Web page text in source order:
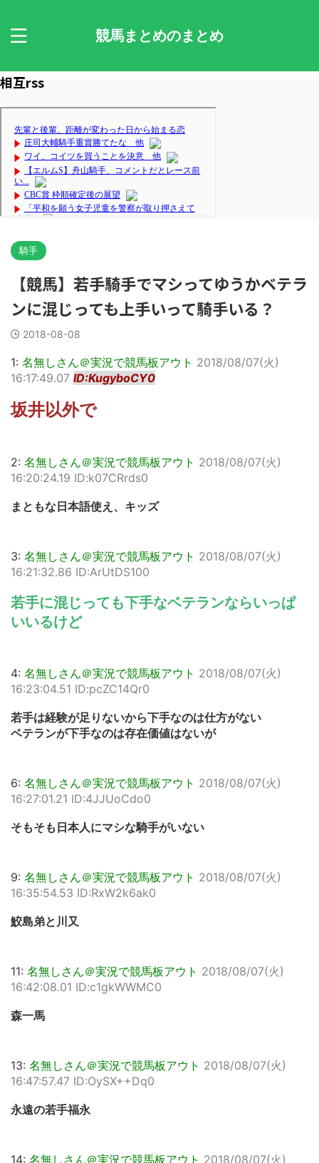
競馬まとめのまとめ
相互rss
騎手
【競馬】若手騎手でマシってゆうかベテラ
ンに混じっても上手いって騎手いる？
2018-08-08
1: 名無しさん＠実況で競馬板アウト 2018/08/07(火)
16:17:49.07 ID:KugyboCY0
坂井以外で
2: 名無しさん＠実況で競馬板アウト 2018/08/07(火)
16:20:24.19 ID:k07CRrds0
まともな日本語使え、キッズ
3: 名無しさん＠実況で競馬板アウト 2018/08/07(火)
16:21:32.86 ID:ArUtDS100
若手に混じっても下手なベテランならいっぱ
いいるけど
4: 名無しさん＠実況で競馬板アウト 2018/08/07(火)
16:23:04.51 ID:pcZC14Qr0
若手は経験が足りないから下手なのは仕方がない
ベテランが下手なのは存在価値はないが
6: 名無しさん＠実況で競馬板アウト 2018/08/07(火)
16:27:01.21 ID:4JJUoCdo0
そもそも日本人にマシな騎手がいない
9: 名無しさん＠実況で競馬板アウト 2018/08/07(火)
16:35:54.53 ID:RxW2k6ak0
鮫島弟と川又
11: 名無しさん＠実況で競馬板アウト 2018/08/07(火)
16:42:08.01 ID:c1gkWWMC0
森一馬
13: 名無しさん＠実況で競馬板アウト 2018/08/07(火)
16:47:57.47 ID:OySX++Dq0
永遠の若手福永
14: 名無しさん＠実況で競馬板アウト 2018/08/07(火)